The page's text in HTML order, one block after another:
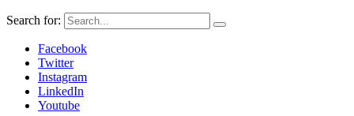
Search for:
Facebook
Twitter
Instagram
LinkedIn
Youtube